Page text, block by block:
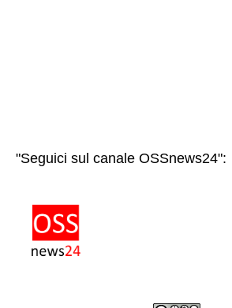
"Seguici sul canale OSSnews24":